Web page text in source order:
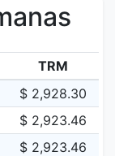
TRM
$ 2,928.30
$ 2,923.46
$ 2,923.46